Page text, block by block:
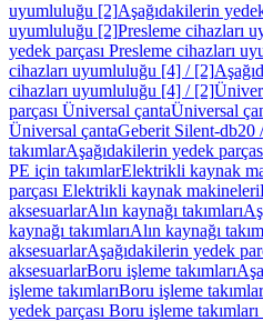
uyumluluğu [2]Aşağıdakilerin
uyumluluğu [2]Presleme cihazları
yedek parçası Presleme cihazları
cihazları uyumluluğu [4] / [2]
cihazları uyumluluğu [4] / [2]
parçası Üniversal çantaÜniversal
Üniversal çantaGeberit Silent-db20
takımlarAşağıdakilerin yedek
PE için takımlarElektrikli kaynak
parçası Elektrikli kaynak makineleri
aksesuarlarAlın kaynağı takımları
kaynağı takımlarıAlın kaynağı
aksesuarlarAşağıdakilerin yedek
aksesuarlarBoru işleme takımları
işleme takımlarıBoru işleme
yedek parçası Boru işleme